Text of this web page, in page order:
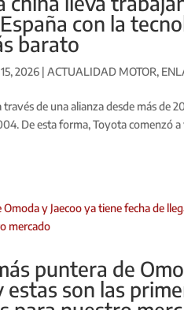
con la
barato
2026 |ACTUALIDAD MOTOR,
de una alianza desde más de
De esta forma, Toyota comenzó
puntera de
estas son las